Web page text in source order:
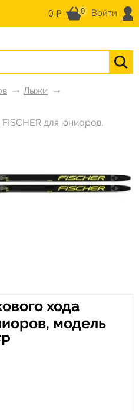
0 ₽ 0 Войти
Лыжи
для юниоров,
хода
модель